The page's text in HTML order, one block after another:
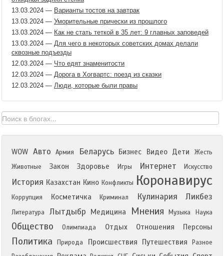
13.03.2024 — Варианты тостов на завтрак
13.03.2024 — Уморительные прически из прошлого
13.03.2024 — Как не стать теткой в 35 лет: 9 главных заповедей
13.03.2024 — Для чего в некоторых советских домах делали
сквозные подъезды
12.03.2024 — Что едят знаменитости
12.03.2024 — Дорога в Хогвартс: поезд из сказки
12.03.2024 — Люди, которые были правы
WOW Авто Армия Беларусь Бизнес Видео Дети
Жесть
Животные
Закон Здоровье Игры Интернет Искусство
История Казахстан Кино Конфликты Коронавирус
Коррупция Косметичка Криминал Кулинария Ликбез
Литература Лытдыбр Медицина Мнения Музыка Наука
Общество Олимпиада Отдых Отношения Персоны
Политика Природа Происшествия Путешествия
Разное